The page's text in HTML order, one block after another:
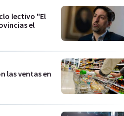
lectivo "El
el
las ventas en